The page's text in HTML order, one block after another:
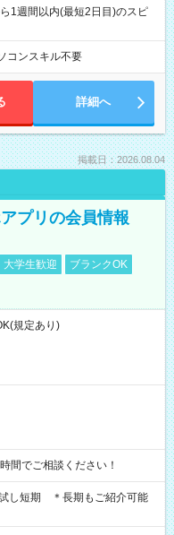
1週間以内(最短2日目)のスピ
コンスキル不要
詳細へ
掲載日：2026.08.04
プリの会員情報
大学生歓迎
ブランクOK
規定あり)
＊9時～21時間でご相談ください！
し短期 ＊長期もご紹介可能